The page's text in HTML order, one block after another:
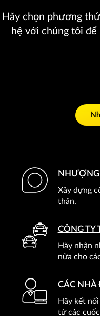
Hãy chọn phương
hệ với chúng tôi
Xây dựng
thân.
CÔNG TY
Hãy nhận
nữa cho
CÁC NHÀ
Hãy kết
từ các